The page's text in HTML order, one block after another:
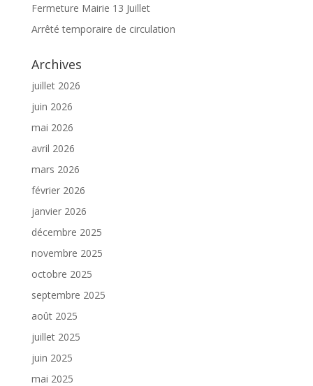
Fermeture Mairie 13 Juillet
Arrêté temporaire de circulation
Archives
juillet 2026
juin 2026
mai 2026
avril 2026
mars 2026
février 2026
janvier 2026
décembre 2025
novembre 2025
octobre 2025
septembre 2025
août 2025
juillet 2025
juin 2025
mai 2025